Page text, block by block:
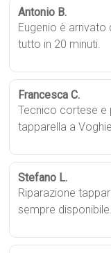
Antonio B.
Eugenio è
tutto in 20 minuti.
Francesca C.
Tecnico cortese e
tapparella a
Stefano L.
Riparazione
sempre disponibile.